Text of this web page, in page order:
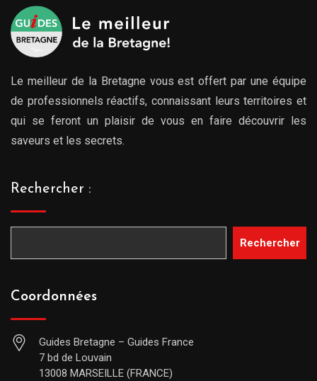
Le meilleur de la Bretagne vous est offert par une équipe
de professionnels réactifs, connaissant leurs territoires et
qui se feront un plaisir de vous en faire découvrir les
saveurs et les secrets.
Rechercher :
Rechercher
Coordonnées
Guides Bretagne – Guides France
7 bd de Louvain
13008 MARSEILLE (FRANCE)